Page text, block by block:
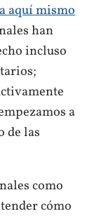
aquí mismo
han
incluso
a
de las
como
cómo